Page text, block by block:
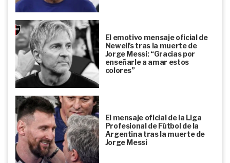
El emotivo mensaje oficial de
Newell's tras la muerte de
Jorge Messi: “Gracias por
enseñarle a amar estos
colores”
El mensaje oficial de la Liga
Profesional de Fútbol de la
Argentina tras la muerte de
Jorge Messi